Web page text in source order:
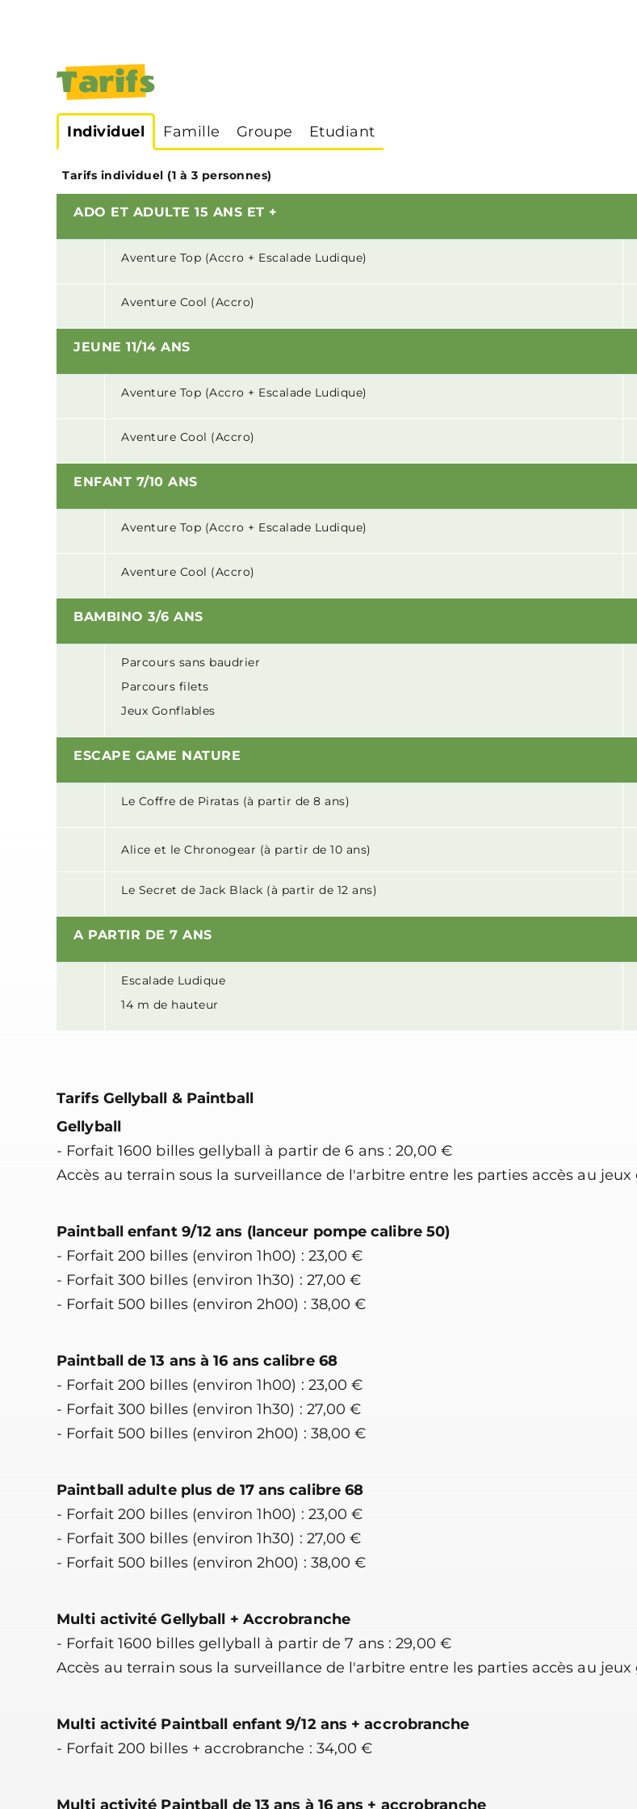
Tarifs
Individuel Famille Groupe Etudiant
Tarifs individuel (1 à 3 personnes)
ADO ET ADULTE 15 ANS ET +
Aventure Top (Accro + Escalade Ludique)
Aventure Cool (Accro)
JEUNE 11/14 ANS
Aventure Top (Accro + Escalade Ludique)
Aventure Cool (Accro)
ENFANT 7/10 ANS
Aventure Top (Accro + Escalade Ludique)
Aventure Cool (Accro)
BAMBINO 3/6 ANS
Parcours sans baudrier
Parcours filets
Jeux Gonflables
ESCAPE GAME NATURE
Le Coffre de Piratas (à partir de 8 ans)
Alice et le Chronogear (à partir de 10 ans)
Le Secret de Jack Black (à partir de 12 ans)
A PARTIR DE 7 ANS
Escalade Ludique
14 m de hauteur
Tarifs Gellyball & Paintball
Gellyball
- Forfait 1600 billes gellyball à partir de 6 ans : 20,00 €
Accès au terrain sous la surveillance de l'arbitre entre les parties accès au
Paintball enfant 9/12 ans (lanceur pompe calibre 50)
- Forfait 200 billes (environ 1h00) : 23,00 €
- Forfait 300 billes (environ 1h30) : 27,00 €
- Forfait 500 billes (environ 2h00) : 38,00 €
Paintball de 13 ans à 16 ans calibre 68
- Forfait 200 billes (environ 1h00) : 23,00 €
- Forfait 300 billes (environ 1h30) : 27,00 €
- Forfait 500 billes (environ 2h00) : 38,00 €
Paintball adulte plus de 17 ans calibre 68
- Forfait 200 billes (environ 1h00) : 23,00 €
- Forfait 300 billes (environ 1h30) : 27,00 €
- Forfait 500 billes (environ 2h00) : 38,00 €
Multi activité Gellyball + Accrobranche
- Forfait 1600 billes gellyball à partir de 7 ans : 29,00 €
Accès au terrain sous la surveillance de l'arbitre entre les parties accès au
Multi activité Paintball enfant 9/12 ans + accrobranche
- Forfait 200 billes + accrobranche : 34,00 €
Multi activité Paintball de 13 ans à 16 ans + accrobranche